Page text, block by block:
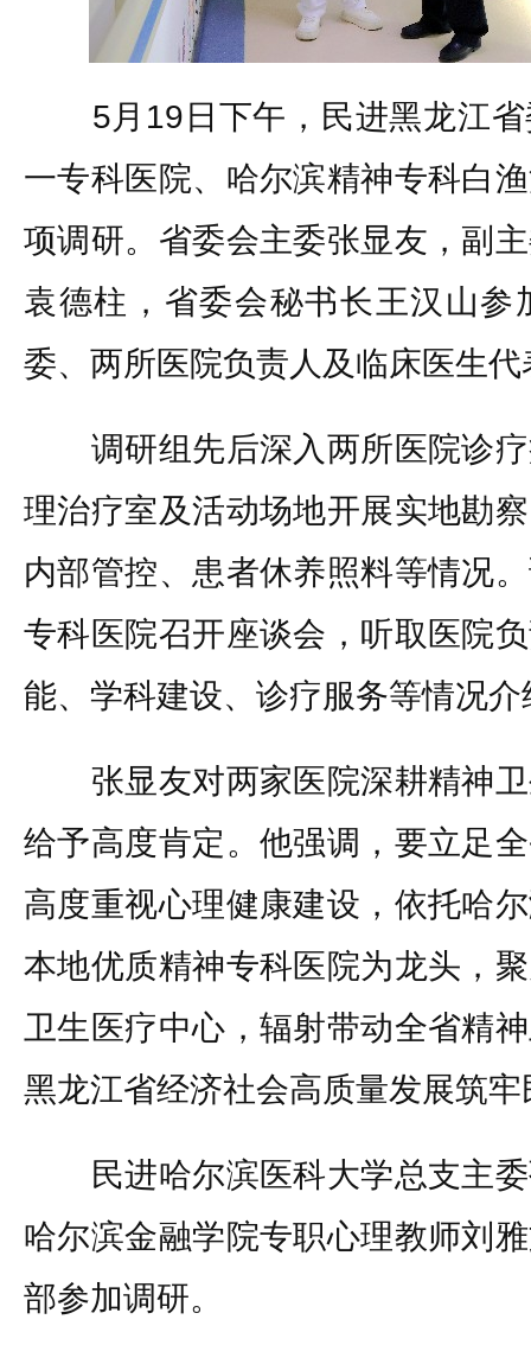
5月19日下午，民进黑龙江省
一专科医院、哈尔滨精神专科白
项调研。省委会主委张显友，副
袁德柱，省委会秘书长王汉山参
委、两所医院负责人及临床医生
调研组先后深入两所医院诊疗
理治疗室及活动场地开展实地勘
内部管控、患者休养照料等情况
专科医院召开座谈会，听取医院
能、学科建设、诊疗服务等情况介
张显友对两家医院深耕精神卫
给予高度肯定。他强调，要立足
高度重视心理健康建设，依托哈
本地优质精神专科医院为龙头，
卫生医疗中心，辐射带动全省精
黑龙江省经济社会高质量发展筑
民进哈尔滨医科大学总支主委
哈尔滨金融学院专职心理教师刘
部参加调研。